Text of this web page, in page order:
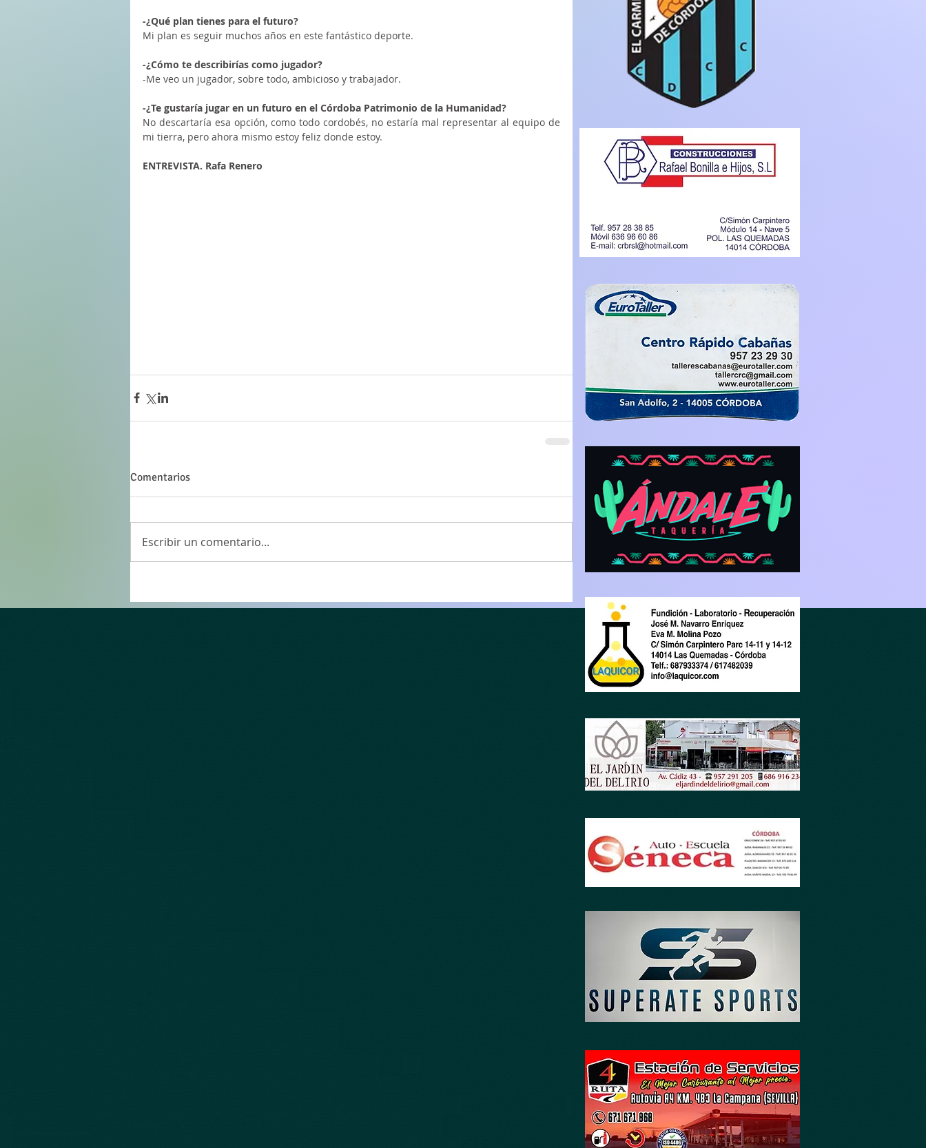
-¿Qué plan tienes para el futuro?
Mi plan es seguir muchos años en este fantástico deporte.
-¿Cómo te describirías como jugador?
-Me veo un jugador, sobre todo, ambicioso y trabajador.
-¿Te gustaría jugar en un futuro en el Córdoba Patrimonio de la Humanidad?
No descartaría esa opción, como todo cordobés, no estaría mal representar al equipo de
mi tierra, pero ahora mismo estoy feliz donde estoy.
ENTREVISTA. Rafa Renero
Comentarios
Escribir un comentario...